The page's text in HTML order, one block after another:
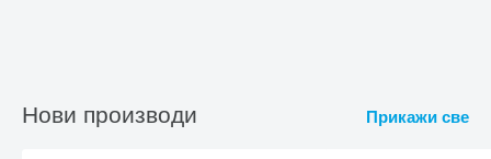
Нови производи Прикажи све